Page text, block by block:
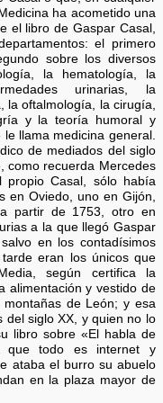
ha acometido una
el libro de Gaspar Casal,
el primero
sobre los diversos
la hematología, la
urinarias, la
la oftalmología, la cirugía,
y la teoría humoral y
llama medicina general.
de mediados del siglo
como recuerda Mercedes
propio Casal, sólo había
en Oviedo, uno en Gijón,
partir de 1753, otro en
a la que llegó Gaspar
en los contadísimos
eran los únicos que
según certifica la
alimentación y vestido de
de León; y esa
del siglo XX, y quien no lo
libro sobre «El habla de
que todo es internet y
ataba el burro su abuelo
en la plaza mayor de